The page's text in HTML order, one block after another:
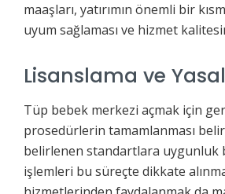
maaşları, yatırımın önemli bir
uyum sağlaması ve hizmet
Lisanslama ve
Tüp bebek merkezi açmak için
prosedürlerin tamamlanması
belirlenen standartlara uygunluk
işlemleri bu süreçte dikkate